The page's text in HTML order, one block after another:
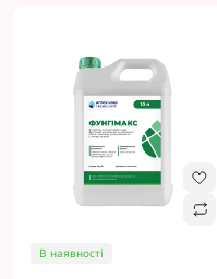
В наявності